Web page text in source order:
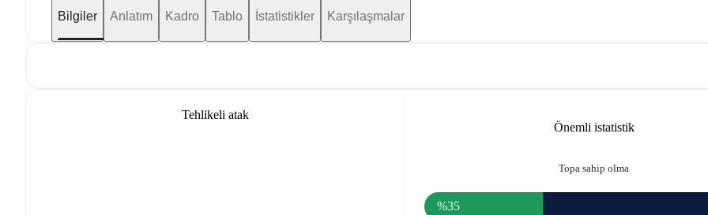
Bilgiler Anlatım Kadro Tablo İstatistikler Karşılaşmalar
Tehlikeli atak
Önemli istatistik
Topa sahip olma
%35